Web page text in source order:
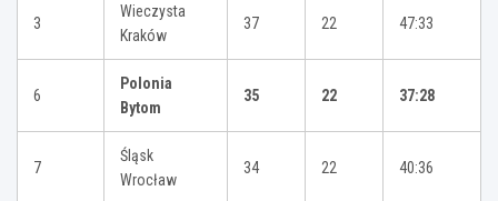
3
Wieczysta
Kraków
37 22 47:33
6
Polonia
Bytom
35 22 37:28
7
Śląsk
Wrocław
34 22 40:36